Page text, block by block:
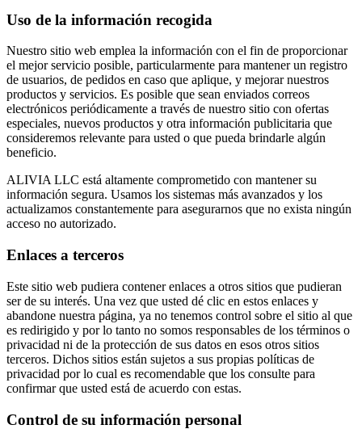
Uso de la información recogida
Nuestro sitio web emplea la información con el fin de proporcionar
el mejor servicio posible, particularmente para mantener un registro
de usuarios, de pedidos en caso que aplique, y mejorar nuestros
productos y servicios. Es posible que sean enviados correos
electrónicos periódicamente a través de nuestro sitio con ofertas
especiales, nuevos productos y otra información publicitaria que
consideremos relevante para usted o que pueda brindarle algún
beneficio.
ALIVIA LLC está altamente comprometido con mantener su
información segura. Usamos los sistemas más avanzados y los
actualizamos constantemente para asegurarnos que no exista ningún
acceso no autorizado.
Enlaces a terceros
Este sitio web pudiera contener enlaces a otros sitios que pudieran
ser de su interés. Una vez que usted dé clic en estos enlaces y
abandone nuestra página, ya no tenemos control sobre el sitio al que
es redirigido y por lo tanto no somos responsables de los términos o
privacidad ni de la protección de sus datos en esos otros sitios
terceros. Dichos sitios están sujetos a sus propias políticas de
privacidad por lo cual es recomendable que los consulte para
confirmar que usted está de acuerdo con estas.
Control de su información personal